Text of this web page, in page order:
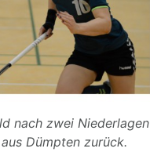
nach zwei Niederlagen
Dümpten zurück.